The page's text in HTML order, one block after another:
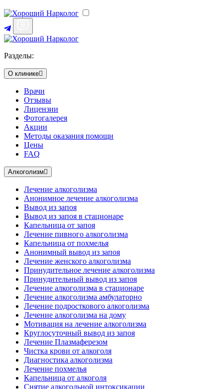
Разделы:
О клинике
Врачи
Отзывы
Лицензии
Фотогалерея
Акции
Методы оказания помощи
Цены
FAQ
Алкоголизм
Лечение алкоголизма
Анонимное лечение алкоголизма
Вывод из запоя
Вывод из запоя в стационаре
Капельница от запоя
Лечение пивного алкоголизма
Капельница от похмелья
Анонимный вывод из запоя
Лечение женского алкоголизма
Принудительное лечение алкоголизма
Принудительный вывод из запоя
Лечение алкоголизма в стационаре
Лечение алкоголизма амбулаторно
Лечение подросткового алкоголизма
Лечение алкоголизма на дому
Мотивация на лечение алкоголизма
Круглосуточный вывод из запоя
Лечение Плазмаферезом
Чистка крови от алкоголя
Диагностика алкоголизма
Лечение похмелья
Капельница от алкоголя
Снятие алкогольной интоксикации